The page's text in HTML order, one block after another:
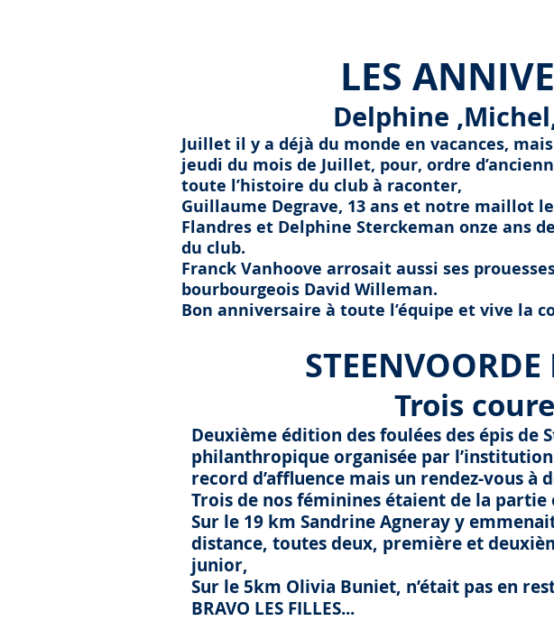
LES
Delphine
Juillet il y a déjà du monde en vacances,
jeudi du mois de Juillet, pour, ordre
toute l’histoire du club à raconter,
Guillaume Degrave, 13 ans et notre maillot
Flandres et Delphine Sterckeman onze ans
du club.
Franck Vanhoove arrosait aussi ses
bourbourgeois David Willeman.
Bon anniversaire à toute l’équipe et vive la
STEENVOORDE
Trois
Deuxième édition des foulées des épis de
philanthropique organisée par
record d’affluence mais un rendez-vous à
Trois de nos féminines étaient de la
Sur le 19 km Sandrine Agneray y
distance, toutes deux, première et
junior,
Sur le 5km Olivia Buniet, n’était pas en
BRAVO LES FILLES...